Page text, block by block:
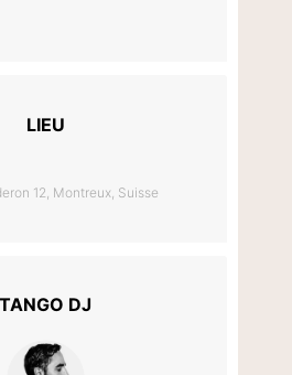
LIEU
12, Montreux, Suisse
TANGO DJ